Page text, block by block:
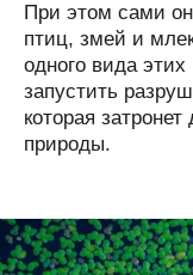
При этом сами
птиц, змей и
одного вида
запустить
которая
природы.